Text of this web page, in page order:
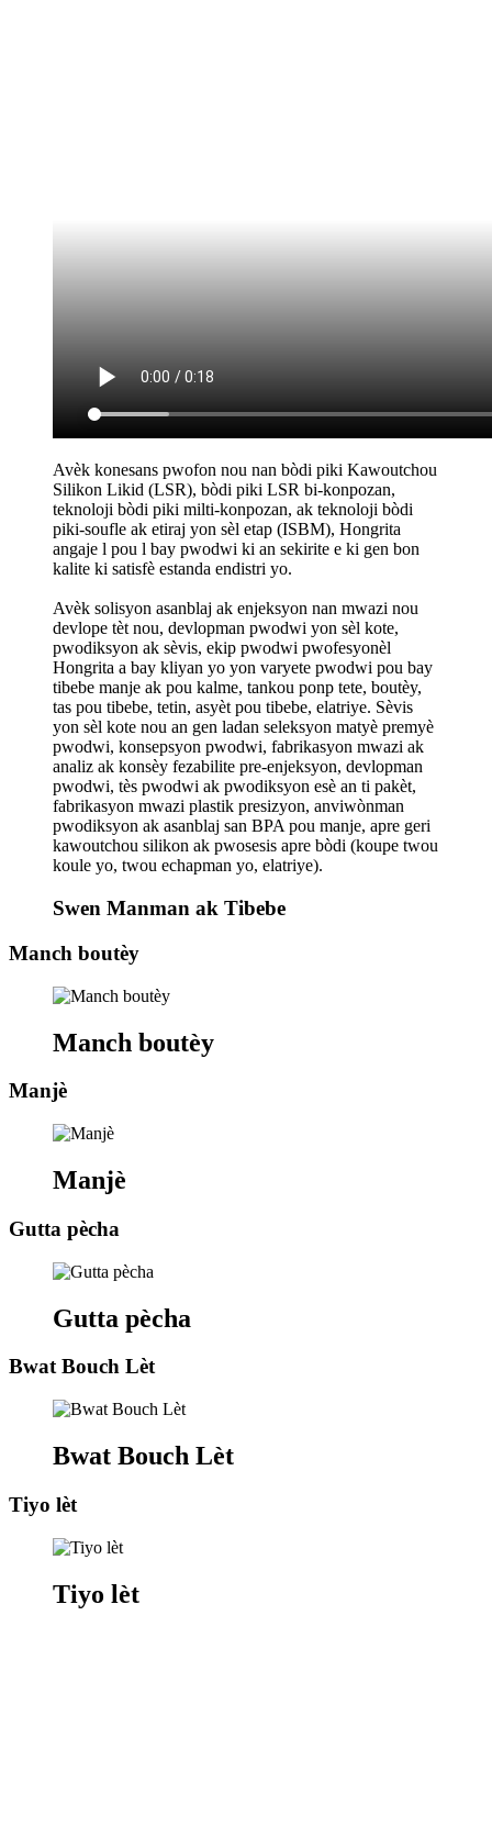
Avèk konesans pwofon nou nan bòdi piki Kawoutchou
Silikon Likid (LSR), bòdi piki LSR bi-konpozan,
teknoloji bòdi piki milti-konpozan, ak teknoloji bòdi
piki-soufle ak etiraj yon sèl etap (ISBM), Hongrita
angaje l pou l bay pwodwi ki an sekirite e ki gen bon
kalite ki satisfè estanda endistri yo.
Avèk solisyon asanblaj ak enjeksyon nan mwazi nou
devlope tèt nou, devlopman pwodwi yon sèl kote,
pwodiksyon ak sèvis, ekip pwodwi pwofesyonèl
Hongrita a bay kliyan yo yon varyete pwodwi pou bay
tibebe manje ak pou kalme, tankou ponp tete, boutèy,
tas pou tibebe, tetin, asyèt pou tibebe, elatriye. Sèvis
yon sèl kote nou an gen ladan seleksyon matyè premyè
pwodwi, konsepsyon pwodwi, fabrikasyon mwazi ak
analiz ak konsèy fezabilite pre-enjeksyon, devlopman
pwodwi, tès pwodwi ak pwodiksyon esè an ti pakèt,
fabrikasyon mwazi plastik presizyon, anviwònman
pwodiksyon ak asanblaj san BPA pou manje, apre geri
kawoutchou silikon ak pwosesis apre bòdi (koupe twou
koule yo, twou echapman yo, elatriye).
Swen Manman ak Tibebe
Manch boutèy
Manch boutèy
Manjè
Manjè
Gutta pècha
Gutta pècha
Bwat Bouch Lèt
Bwat Bouch Lèt
Tiyo lèt
Tiyo lèt